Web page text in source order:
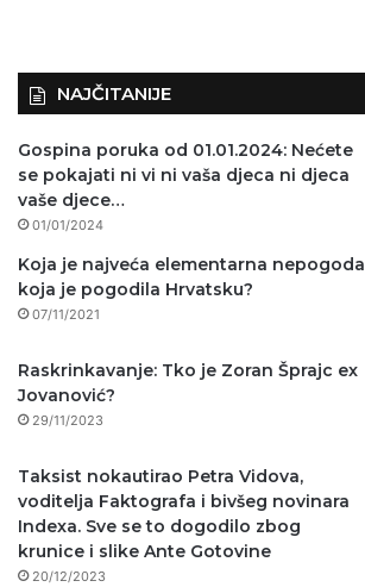
NAJČITANIJE
Gospina poruka od 01.01.2024: Nećete
se pokajati ni vi ni vaša djeca ni djeca
vaše djece…
01/01/2024
Koja je najveća elementarna nepogoda
koja je pogodila Hrvatsku?
07/11/2021
Raskrinkavanje: Tko je Zoran Šprajc ex
Jovanović?
29/11/2023
Taksist nokautirao Petra Vidova,
voditelja Faktografa i bivšeg novinara
Indexa. Sve se to dogodilo zbog
krunice i slike Ante Gotovine
20/12/2023